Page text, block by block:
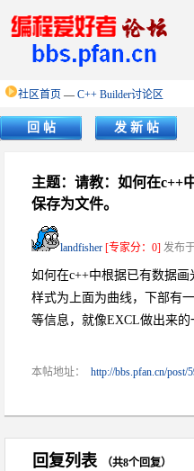
社区首页 — C++ Builder讨论区
回 帖 发 新 帖
主题：请教：如何在c++
保存为文件。
landfisher [专家分：0] 发布
如何在c++中根据已有数据画
样式为上面为曲线，下部有
等信息，就像EXCL做出来的
本帖地址： http://bbs.pfan.cn/post/
回复列表 （共8个回复）